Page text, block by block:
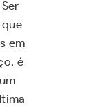
em
é